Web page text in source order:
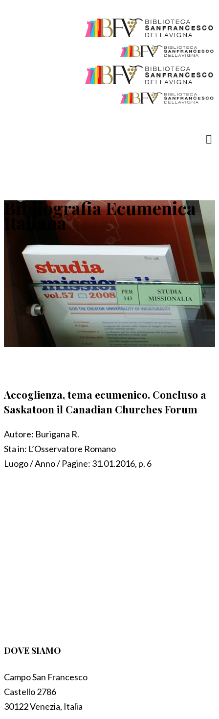
Bibliografia Ecumenica
Italiana
Accoglienza, tema ecumenico. Concluso a
Saskatoon il Canadian Churches Forum
Autore: Burigana R.
Sta in: L’Osservatore Romano
Luogo / Anno / Pagine: 31.01.2016, p. 6
DOVE SIAMO
Campo San Francesco
Castello 2786
30122 Venezia, Italia